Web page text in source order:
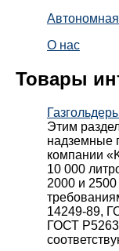
О нас
Товары
Этим
надземные
компании
10 000
2000 и
14249-89,
ГОСТ